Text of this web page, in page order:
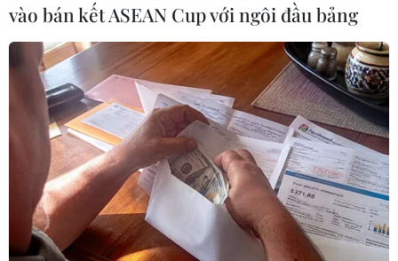
#Biểu diễn nghệ thuật #Triều Tiên
#Trung Quốc
#Liên hoan Nghệ thuật Hữu nghị
#tin tức
#tin tức mới nhất
#tin tức 24h
#tin tức mới nhất trong ngày
#tin tức thời sự
#tin tức hot
#tin tức an ninh #tin tức hot
#an ninh
#an ninh nghệ an
#thời sự
#thời sự hôm nay
#bản tin thời sự
#tội phạm
#truy nã
#tội phạm hình sự
#hình sự #công an
#vụ án
vào bán kết ASEAN Cup với ngôi đầu bảng